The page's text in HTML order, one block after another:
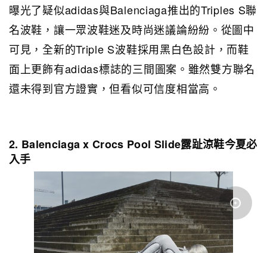
曝光了疑似adidas與Balenciaga推出的Triples S聯
名波鞋，讓一眾波鞋迷及時尚迷議論紛紛。從圖中
可見，全新的Triple S波鞋採用黑白色設計，而鞋
面上更飾有adidas標誌的三間圖案。雖然雙方聯名
還未得到官方證實，但看似可信度相當高。
2. Balenciaga x Crocs Pool Slide露趾涼鞋今夏必
入手